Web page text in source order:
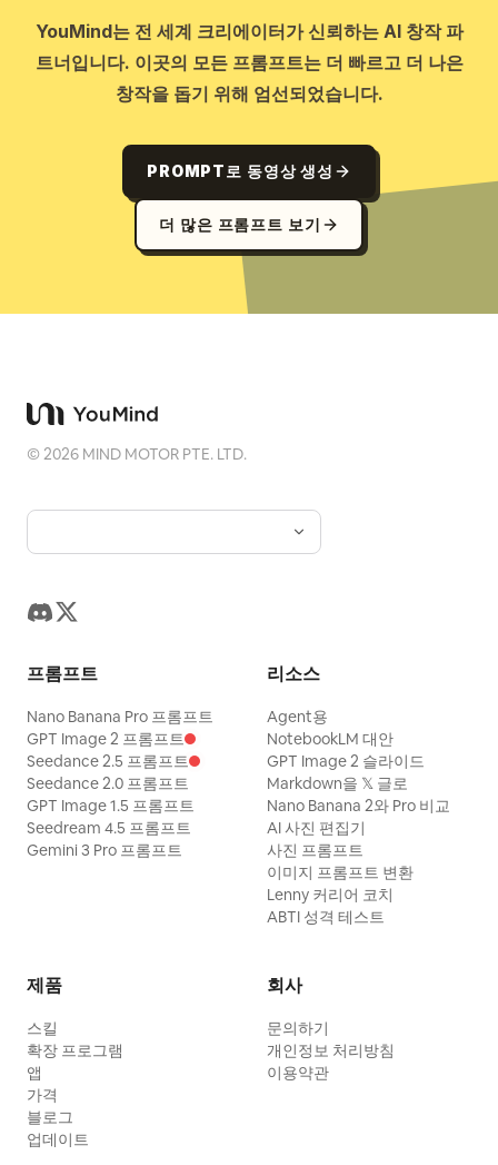
YouMind는 전 세계 크리에이터가 신뢰하는 AI 창작 파
트너입니다. 이곳의 모든 프롬프트는 더 빠르고 더 나은
창작을 돕기 위해 엄선되었습니다.
PROMPT로 동영상 생성
더 많은 프롬프트 보기
©2026 MIND MOTOR PTE. LTD.
프롬프트
Nano Banana Pro 프롬프트
GPT Image 2 프롬프트
Seedance 2.5 프롬프트
Seedance 2.0 프롬프트
GPT Image 1.5 프롬프트
Seedream 4.5 프롬프트
Gemini 3 Pro 프롬프트
리소스
Agent용
NotebookLM 대안
GPT Image 2 슬라이드
Markdown을 𝕏 글로
Nano Banana 2와 Pro 비교
AI 사진 편집기
사진 프롬프트
이미지 프롬프트 변환
Lenny 커리어 코치
ABTI 성격 테스트
제품
스킬
확장 프로그램
앱
가격
블로그
업데이트
회사
문의하기
개인정보 처리방침
이용약관